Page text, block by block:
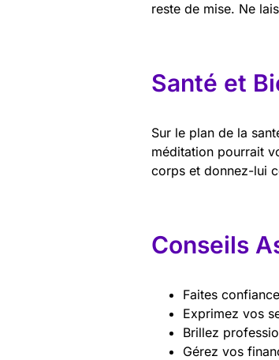
reste de mise. Ne
Santé et
Sur le plan de la
méditation pourrait
corps et donnez-lui
Conseils
Faites
Exprimez vos
Brillez
Gérez vos